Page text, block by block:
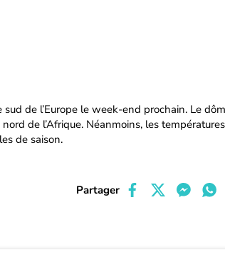
de l’Europe le week-end prochain. Le
de l’Afrique. Néanmoins, les températures
de saison.
Partager